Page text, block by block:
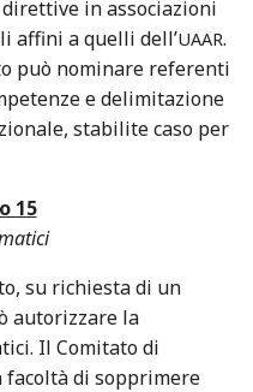
in associazioni
affini a quelli dell’UAAR.
può nominare referenti
e delimitazione
stabilite caso per
15
su richiesta di un
autorizzare la
Il Comitato di
di sopprimere